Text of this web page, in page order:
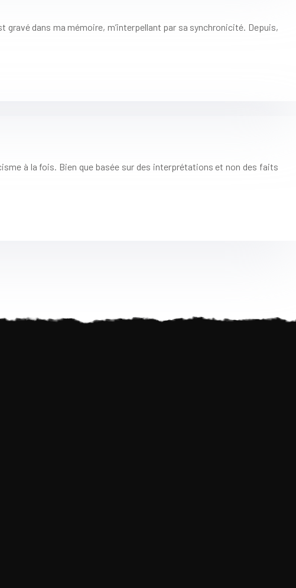
gravé dans ma mémoire, m’interpellant par sa synchronicité. Depuis,
à la fois. Bien que basée sur des interprétations et non des faits